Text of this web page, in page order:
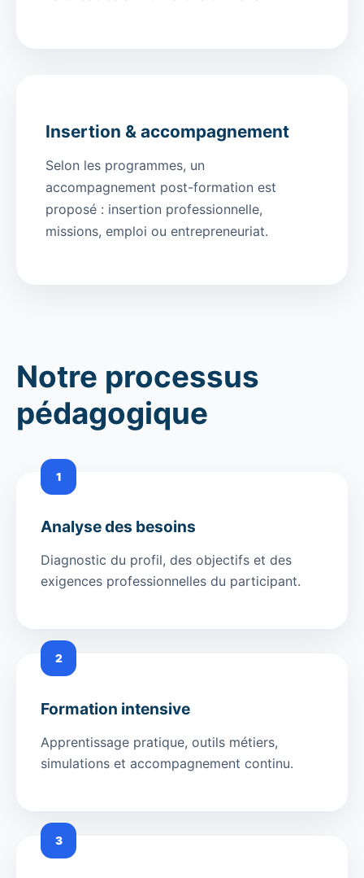
Insertion & accompagnement
Selon les programmes, un
accompagnement post-formation est
proposé : insertion professionnelle,
missions, emploi ou entrepreneuriat.
Notre processus
pédagogique
1
Analyse des besoins
Diagnostic du profil, des objectifs et des
exigences professionnelles du participant.
2
Formation intensive
Apprentissage pratique, outils métiers,
simulations et accompagnement continu.
3